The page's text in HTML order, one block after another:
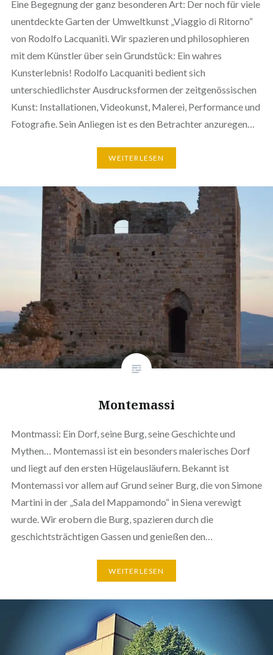
Eine Begegnung der ganz besonderen Art: Der noch für viele
unentdeckte Garten der Umweltkunst „Viaggio di Ritorno“
von Rodolfo Lacquaniti. Wir spazieren und philosophieren
mit dem Künstler über sein Grundstück: Ein wahres
Kunsterlebnis! Rodolfo Lacquaniti bedient sich
unterschiedlichster Ausdrucksformen der zeitgenössischen
Kunst: Installationen, Videokunst, Malerei, Performance und
Fotografie. Sein Anliegen ist es den Betrachter anzuregen…
WEITERLESEN
Montemassi
Montmassi: Ein Dorf, seine Burg, seine Geschichte und
Mythen… Montemassi ist ein besonders malerisches Dorf
und liegt auf den ersten Hügelausläufern. Bekannt ist
Montemassi vor allem auf Grund seiner Burg, die von Simone
Martini in der „Sala del Mappamondo“ in Siena verewigt
wurde. Wir erobern die Burg, spazieren durch die
geschichtsträchtigen Gassen und genießen den…
WEITERLESEN